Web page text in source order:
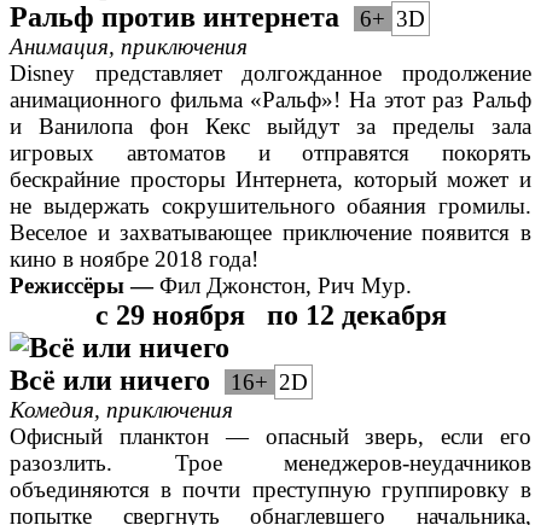
Ральф против интернета 6+ 3D
Анимация, приключения
Disney представляет долгожданное продолжение
анимационного фильма «Ральф»! На этот раз Ральф
и Ванилопа фон Кекс выйдут за пределы зала
игровых автоматов и отправятся покорять
бескрайние просторы Интернета, который может и
не выдержать сокрушительного обаяния громилы.
Веселое и захватывающее приключение появится в
кино в ноябре 2018 года!
Режиссёры —Фил Джонстон, Рич Мур.
с 29 ноября по 12 декабря
Всё или ничего 16+ 2D
Комедия, приключения
Офисный планктон — опасный зверь, если его
разозлить. Трое менеджеров-неудачников
объединяются в почти преступную группировку в
попытке свергнуть обнаглевшего начальника,